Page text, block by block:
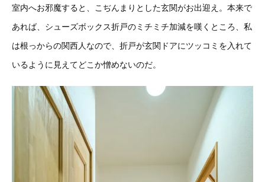
室内へお邪魔すると、こぢんまりとした玄関がお出迎え。本来で
あれば、シューズボックス折戸のミチミチ加減を嘆くところ、私
は根っからの関西人なので、折戸が玄関ドアにツッコミを入れて
いるように見えてどこか憎めないのだ。